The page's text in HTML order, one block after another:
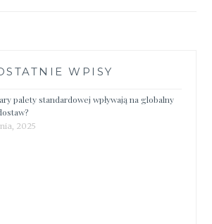
WPISY
palety standardowej wpływają na globalny
2025